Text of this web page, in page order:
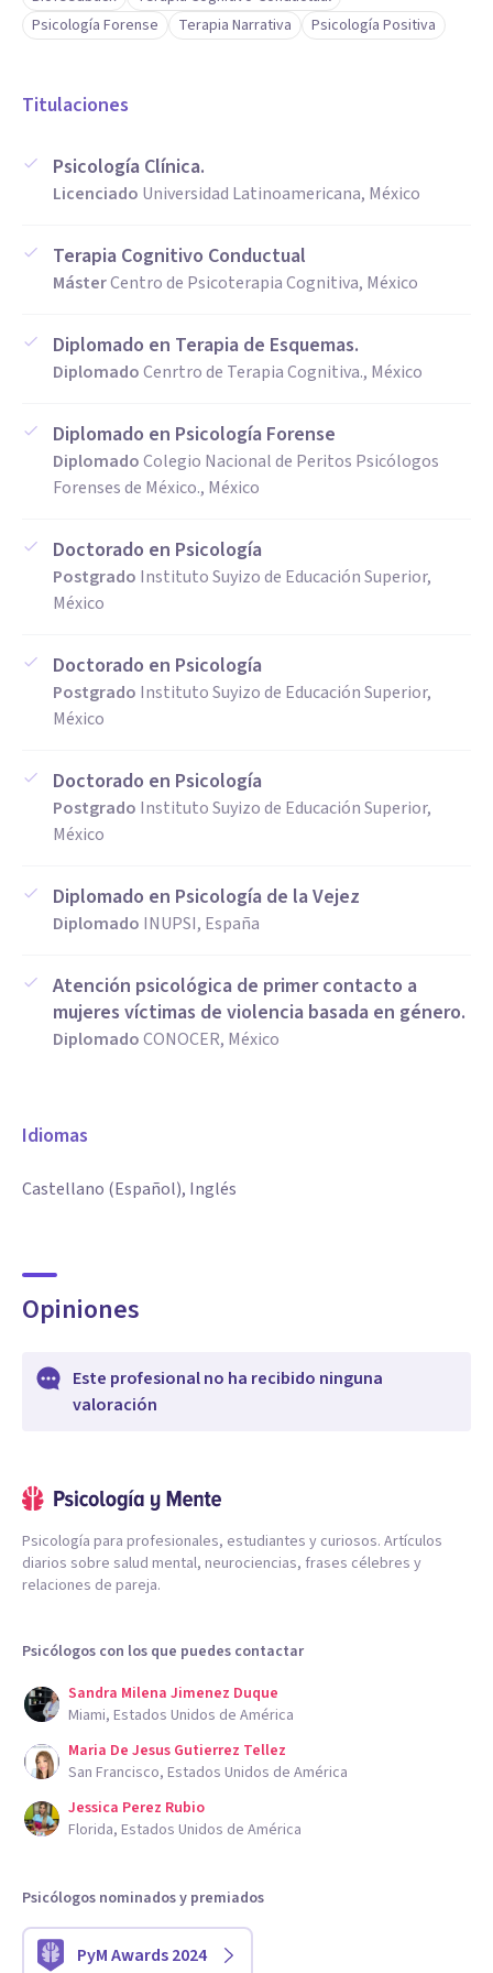
Psicología Forense
Terapia Narrativa Psicología Positiva
Titulaciones
Psicología Clínica.
Licenciado Universidad Latinoamericana, México
Terapia Cognitivo Conductual
MásterCentro de Psicoterapia Cognitiva, México
Diplomado en Terapia de Esquemas.
DiplomadoCenrtro de Terapia Cognitiva., México
Diplomado en Psicología Forense
DiplomadoColegio Nacional de Peritos Psicólogos
Forenses de México., México
Doctorado en Psicología
Postgrado Instituto Suyizo de Educación Superior,
México
Doctorado en Psicología
Postgrado Instituto Suyizo de Educación Superior,
México
Doctorado en Psicología
Postgrado Instituto Suyizo de Educación Superior,
México
Diplomado en Psicología de la Vejez
Diplomado INUPSI, España
Atención psicológica de primer contacto a
mujeres víctimas de violencia basada en género.
DiplomadoCONOCER, México
Idiomas
Castellano (Español), Inglés
Opiniones
Este profesional no ha recibido ninguna
valoración
Psicología para profesionales, estudiantes y curiosos. Artículos
diarios sobre salud mental, neurociencias, frases célebres y
relaciones de pareja.
Psicólogos con los que puedes contactar
Sandra Milena Jimenez Duque
Miami, Estados Unidos de América
Maria De Jesus Gutierrez Tellez
San Francisco, Estados Unidos de América
Jessica Perez Rubio
Florida, Estados Unidos de América
Psicólogos nominados y premiados
PyM Awards 2024